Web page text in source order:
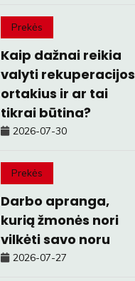
Prekės
Kaip dažnai reikia
valyti rekuperacijos
ortakius ir ar tai
tikrai būtina?
2026-07-30
Prekės
Darbo apranga,
kurią žmonės nori
vilkėti savo noru
2026-07-27